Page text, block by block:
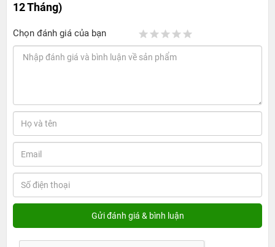
12 Tháng)
Chọn đánh giá của bạn